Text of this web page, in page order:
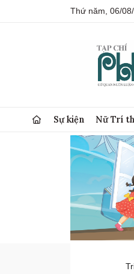
Thứ năm, 06/
Sự kiện Nữ Trí